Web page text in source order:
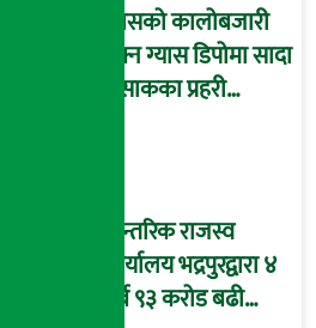
ग्यासको कालोबजारी
रोक्न ग्यास डिपोमा सादा
पोसाकका प्रहरी
आन्तरिक राजस्व
कार्यालय भद्रपुरद्वारा ४
अर्ब ९३ करोड बढी